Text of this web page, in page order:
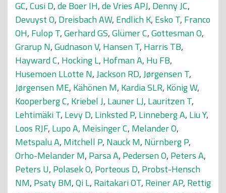
GC,Cusi D,de Boer IH,de Vries APJ, Denny JC,
Devuyst O, Dreisbach AW, Endlich K, Esko T, Franco
OH, Fulop T,Gerhard GS,Glümer C,Gottesman O,
Grarup N,Gudnason V, Hansen T, Harris TB,
Hayward C, Hocking L, Hofman A, Hu FB,
Husemoen LLotte N,Jackson RD,Jørgensen T,
Jørgensen ME, Kähönen M, Kardia SLR, König W,
Kooperberg C, Kriebel J, Launer LJ, Lauritzen T,
Lehtimäki T, Levy D, Linksted P, Linneberg A, Liu Y,
Loos RJF, Lupo A, Meisinger C, Melander O,
Metspalu A, Mitchell P, Nauck M, Nürnberg P,
Orho-Melander M, Parsa A, Pedersen O, Peters A,
Peters U, Polasek O, Porteous D, Probst-Hensch
NM, Psaty BM,Qi L, Raitakari OT, Reiner AP, Rettig